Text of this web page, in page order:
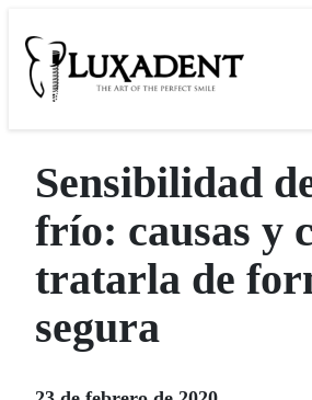
content
Sensibilidad
frío: causas y
tratarla de
segura